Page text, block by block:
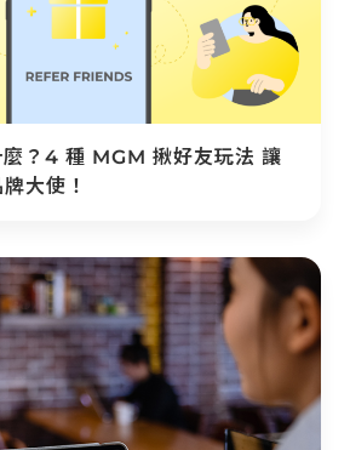
？4 種 MGM 揪好友玩法 讓
大使！